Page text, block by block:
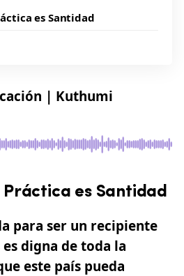
es Santidad
| Kuthumi
es Santidad
para ser un recipiente
digna de toda la
este país pueda